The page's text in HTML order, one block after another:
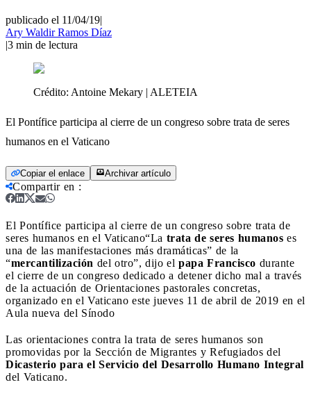
publicado el 11/04/19|
Ary Waldir Ramos Díaz
|3 min de lectura
Crédito: Antoine Mekary | ALETEIA
El Pontífice participa al cierre de un congreso sobre trata de seres
humanos en el Vaticano
Copiar el enlace Archivar artículo
Compartir en :
El Pontífice participa al cierre de un congreso sobre trata de
seres humanos en el Vaticano“La trata de seres humanos es
una de las manifestaciones más dramáticas” de la
“mercantilización del otro”, dijo el papa Francisco durante
el cierre de un congreso dedicado a detener dicho mal a través
de la actuación de Orientaciones pastorales concretas,
organizado en el Vaticano este jueves 11 de abril de 2019 en el
Aula nueva del Sínodo
Las orientaciones contra la trata de seres humanos son
promovidas por la Sección de Migrantes y Refugiados del
Dicasterio para el Servicio del Desarrollo Humano Integral
del Vaticano.